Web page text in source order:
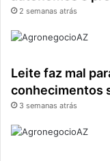
2 semanas atrás
Leite faz mal
conhecimentos
3 semanas atrás